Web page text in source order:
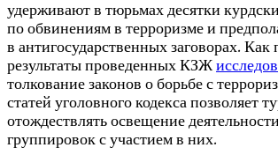
удерживают в тюрьмах десятки
по обвинениям в терроризме и
в антигосударственных заговорах.
результаты проведенных КЗЖ
толкование законов о борьбе с
статей уголовного кодекса позволяет
отождествлять освещение
группировок с участием в них.